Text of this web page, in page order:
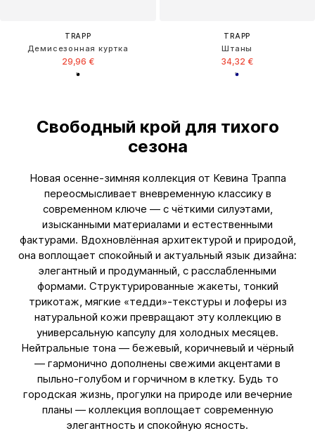
TRAPP
Демисезонная куртка
29,96 €
TRAPP
Штаны
34,32 €
Свободный крой для тихого
сезона
Новая осенне-зимняя коллекция от Кевина Траппа
переосмысливает вневременную классику в
современном ключе — с чёткими силуэтами,
изысканными материалами и естественными
фактурами. Вдохновлённая архитектурой и природой,
она воплощает спокойный и актуальный язык дизайна:
элегантный и продуманный, с расслабленными
формами. Структурированные жакеты, тонкий
трикотаж, мягкие «тедди»-текстуры и лоферы из
натуральной кожи превращают эту коллекцию в
универсальную капсулу для холодных месяцев.
Нейтральные тона — бежевый, коричневый и чёрный
— гармонично дополнены свежими акцентами в
пыльно-голубом и горчичном в клетку. Будь то
городская жизнь, прогулки на природе или вечерние
планы — коллекция воплощает современную
элегантность и спокойную ясность.